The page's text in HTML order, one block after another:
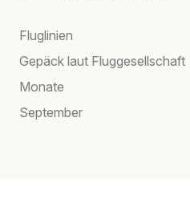
Fluglinien
Gepäck laut Fluggesellschaft
Monate
September